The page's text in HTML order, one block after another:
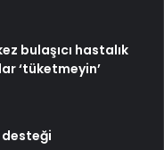
bulaşıcı hastalık
‘tüketmeyin’
desteği